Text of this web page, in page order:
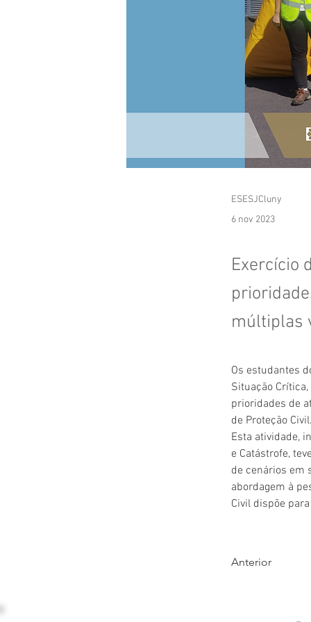
ESESJCluny
6 nov 2023
Exercício
múltiplas
Os estudantes
Situação Crítica,
prioridades de
de Proteção
Esta atividade,
e Catástrofe,
de cenários em
abordagem à
Civil dispõe
Anterior